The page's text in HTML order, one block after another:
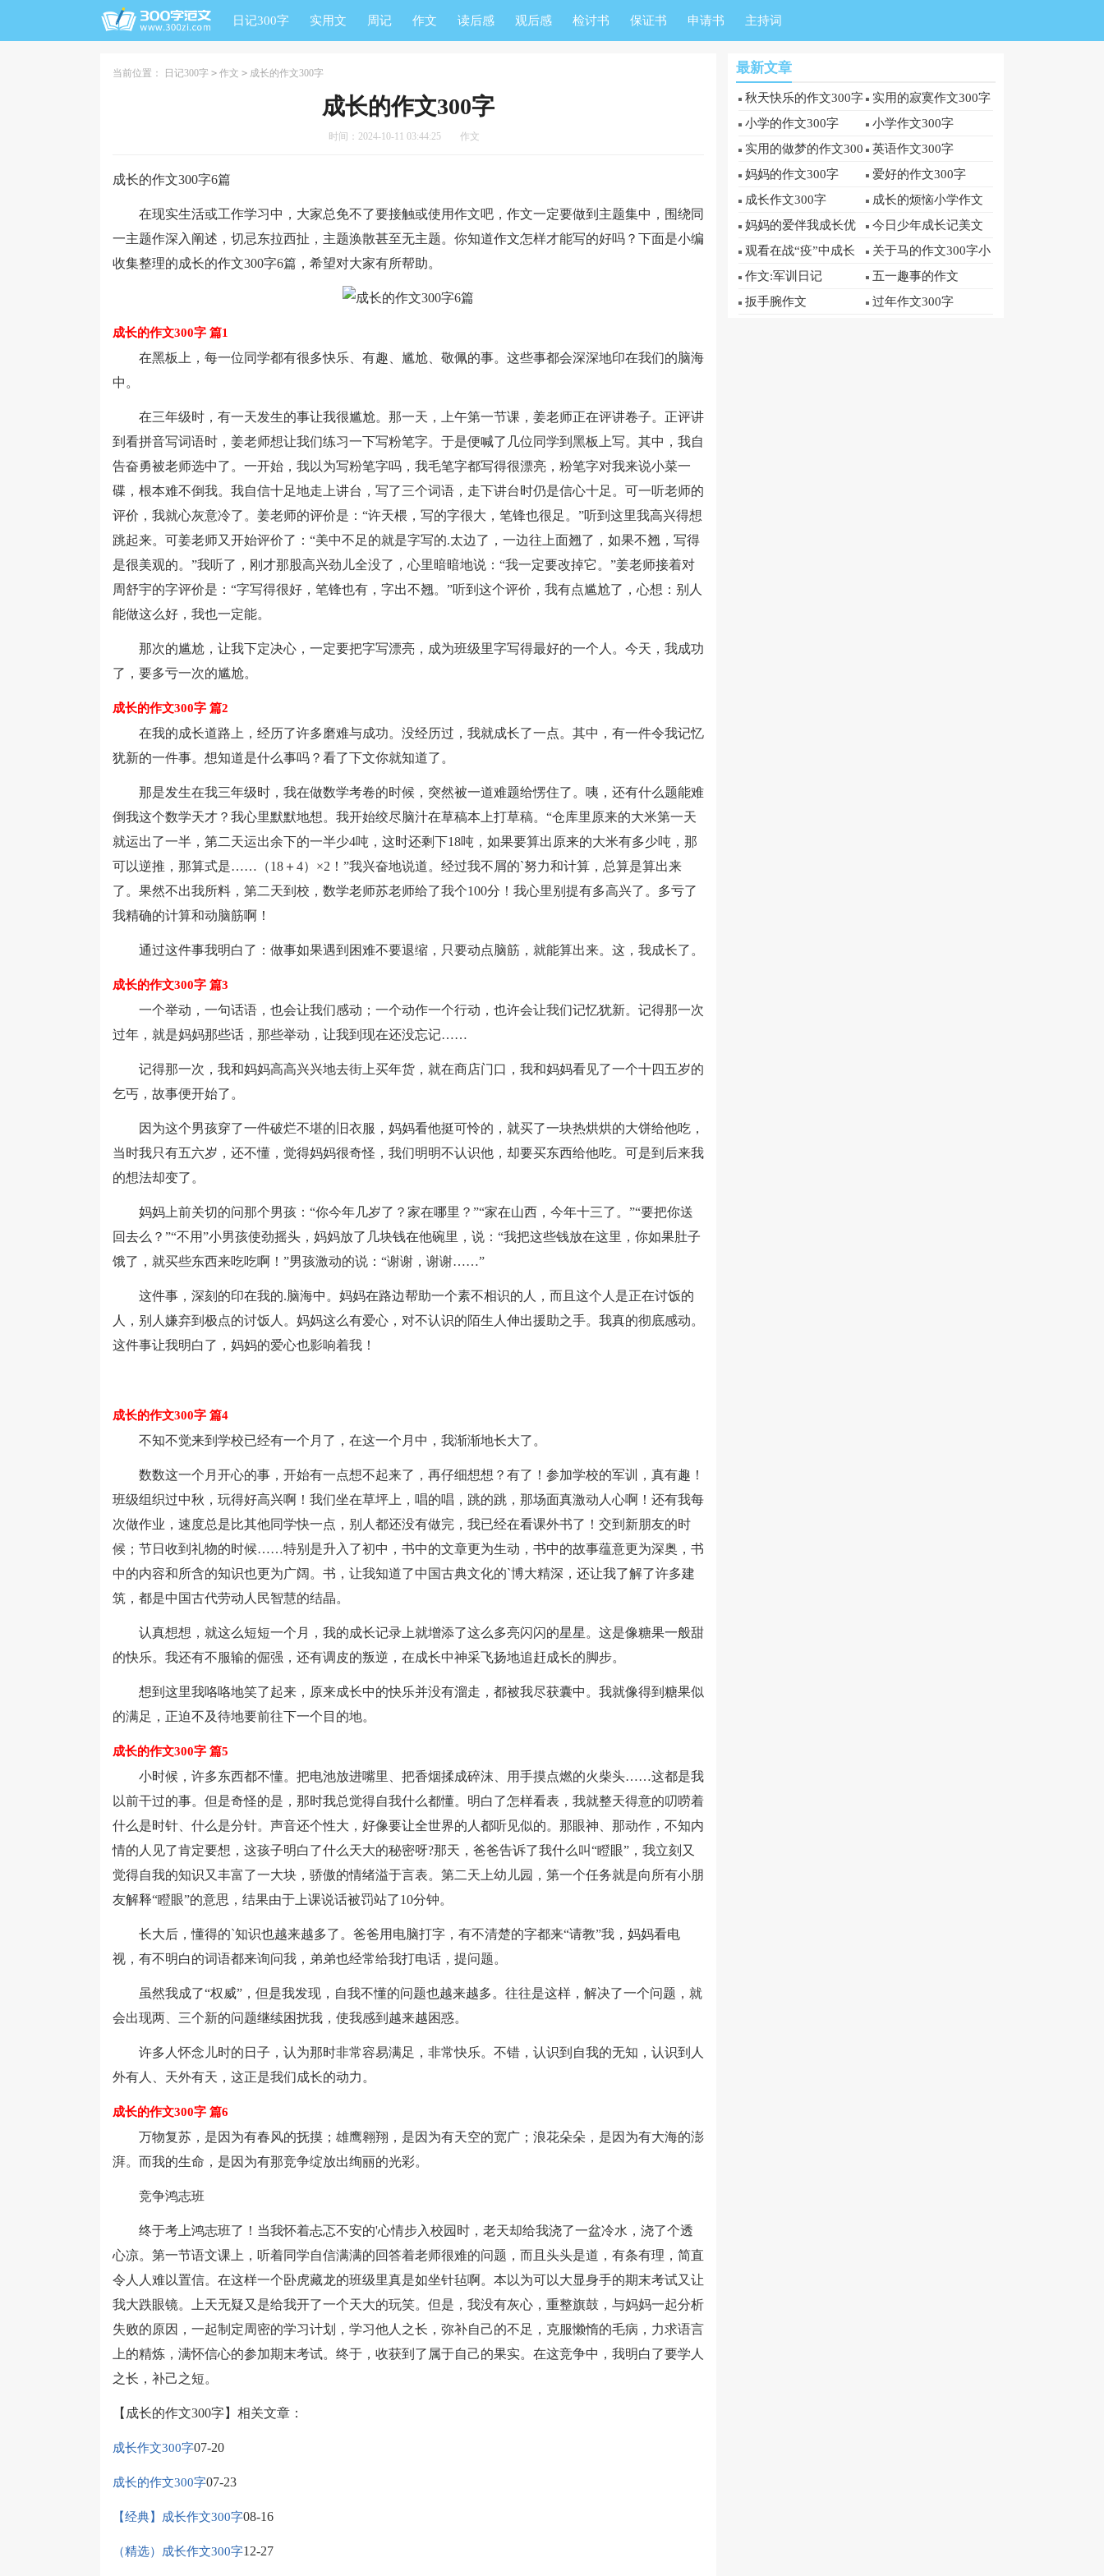
日记300字 实用文 周记 作文 读后感 观后感 检讨书 保证书 申请书 主持词
当前位置： 日记300字 > 作文 > 成长的作文300字
成长的作文300字
时间：2024-10-11 03:44:25 作文
成长的作文300字6篇
在现实生活或工作学习中，大家总免不了要接触或使用作文吧，作文一定要做到主题集中，围绕同
一主题作深入阐述，切忌东拉西扯，主题涣散甚至无主题。你知道作文怎样才能写的好吗？下面是小编
收集整理的成长的作文300字6篇，希望对大家有所帮助。
成长的作文300字 篇1
在黑板上，每一位同学都有很多快乐、有趣、尴尬、敬佩的事。这些事都会深深地印在我们的脑海
中。
在三年级时，有一天发生的事让我很尴尬。那一天，上午第一节课，姜老师正在评讲卷子。正评讲
到看拼音写词语时，姜老师想让我们练习一下写粉笔字。于是便喊了几位同学到黑板上写。其中，我自
告奋勇被老师选中了。一开始，我以为写粉笔字吗，我毛笔字都写得很漂亮，粉笔字对我来说小菜一
碟，根本难不倒我。我自信十足地走上讲台，写了三个词语，走下讲台时仍是信心十足。可一听老师的
评价，我就心灰意冷了。姜老师的评价是：“许天椳，写的字很大，笔锋也很足。”听到这里我高兴得想
跳起来。可姜老师又开始评价了：“美中不足的就是字写的.太边了，一边往上面翘了，如果不翘，写得
是很美观的。”我听了，刚才那股高兴劲儿全没了，心里暗暗地说：“我一定要改掉它。”姜老师接着对
周舒宇的字评价是：“字写得很好，笔锋也有，字出不翘。”听到这个评价，我有点尴尬了，心想：别人
能做这么好，我也一定能。
那次的尴尬，让我下定决心，一定要把字写漂亮，成为班级里字写得最好的一个人。今天，我成功
了，要多亏一次的尴尬。
成长的作文300字 篇2
在我的成长道路上，经历了许多磨难与成功。没经历过，我就成长了一点。其中，有一件令我记忆
犹新的一件事。想知道是什么事吗？看了下文你就知道了。
那是发生在我三年级时，我在做数学考卷的时候，突然被一道难题给愣住了。咦，还有什么题能难
倒我这个数学天才？我心里默默地想。我开始绞尽脑汁在草稿本上打草稿。“仓库里原来的大米第一天
就运出了一半，第二天运出余下的一半少4吨，这时还剩下18吨，如果要算出原来的大米有多少吨，那
可以逆推，那算式是……（18＋4）×2！”我兴奋地说道。经过我不屑的`努力和计算，总算是算出来
了。果然不出我所料，第二天到校，数学老师苏老师给了我个100分！我心里别提有多高兴了。多亏了
我精确的计算和动脑筋啊！
通过这件事我明白了：做事如果遇到困难不要退缩，只要动点脑筋，就能算出来。这，我成长了。
成长的作文300字 篇3
一个举动，一句话语，也会让我们感动；一个动作一个行动，也许会让我们记忆犹新。记得那一次
过年，就是妈妈那些话，那些举动，让我到现在还没忘记……
记得那一次，我和妈妈高高兴兴地去街上买年货，就在商店门口，我和妈妈看见了一个十四五岁的
乞丐，故事便开始了。
因为这个男孩穿了一件破烂不堪的旧衣服，妈妈看他挺可怜的，就买了一块热烘烘的大饼给他吃，
当时我只有五六岁，还不懂，觉得妈妈很奇怪，我们明明不认识他，却要买东西给他吃。可是到后来我
的想法却变了。
妈妈上前关切的问那个男孩：“你今年几岁了？家在哪里？”“家在山西，今年十三了。”“要把你送
回去么？”“不用”小男孩使劲摇头，妈妈放了几块钱在他碗里，说：“我把这些钱放在这里，你如果肚子
饿了，就买些东西来吃吃啊！”男孩激动的说：“谢谢，谢谢……”
这件事，深刻的印在我的.脑海中。妈妈在路边帮助一个素不相识的人，而且这个人是正在讨饭的
人，别人嫌弃到极点的讨饭人。妈妈这么有爱心，对不认识的陌生人伸出援助之手。我真的彻底感动。
这件事让我明白了，妈妈的爱心也影响着我！
成长的作文300字 篇4
不知不觉来到学校已经有一个月了，在这一个月中，我渐渐地长大了。
数数这一个月开心的事，开始有一点想不起来了，再仔细想想？有了！参加学校的军训，真有趣！
班级组织过中秋，玩得好高兴啊！我们坐在草坪上，唱的唱，跳的跳，那场面真激动人心啊！还有我每
次做作业，速度总是比其他同学快一点，别人都还没有做完，我已经在看课外书了！交到新朋友的时
候；节日收到礼物的时候……特别是升入了初中，书中的文章更为生动，书中的故事蕴意更为深奥，书
中的内容和所含的知识也更为广阔。书，让我知道了中国古典文化的`博大精深，还让我了解了许多建
筑，都是中国古代劳动人民智慧的结晶。
认真想想，就这么短短一个月，我的成长记录上就增添了这么多亮闪闪的星星。这是像糖果一般甜
的快乐。我还有不服输的倔强，还有调皮的叛逆，在成长中神采飞扬地追赶成长的脚步。
想到这里我咯咯地笑了起来，原来成长中的快乐并没有溜走，都被我尽获囊中。我就像得到糖果似
的满足，正迫不及待地要前往下一个目的地。
成长的作文300字 篇5
小时候，许多东西都不懂。把电池放进嘴里、把香烟揉成碎沫、用手摸点燃的火柴头……这都是我
以前干过的事。但是奇怪的是，那时我总觉得自我什么都懂。明白了怎样看表，我就整天得意的叨唠着
什么是时针、什么是分针。声音还个性大，好像要让全世界的人都听见似的。那眼神、那动作，不知内
情的人见了肯定要想，这孩子明白了什么天大的秘密呀?那天，爸爸告诉了我什么叫“瞪眼”，我立刻又
觉得自我的知识又丰富了一大块，骄傲的情绪溢于言表。第二天上幼儿园，第一个任务就是向所有小朋
友解释“瞪眼”的意思，结果由于上课说话被罚站了10分钟。
长大后，懂得的`知识也越来越多了。爸爸用电脑打字，有不清楚的字都来“请教”我，妈妈看电
视，有不明白的词语都来询问我，弟弟也经常给我打电话，提问题。
虽然我成了“权威”，但是我发现，自我不懂的问题也越来越多。往往是这样，解决了一个问题，就
会出现两、三个新的问题继续困扰我，使我感到越来越困惑。
许多人怀念儿时的日子，认为那时非常容易满足，非常快乐。不错，认识到自我的无知，认识到人
外有人、天外有天，这正是我们成长的动力。
成长的作文300字 篇6
万物复苏，是因为有春风的抚摸；雄鹰翱翔，是因为有天空的宽广；浪花朵朵，是因为有大海的澎
湃。而我的生命，是因为有那竞争绽放出绚丽的光彩。
竞争鸿志班
终于考上鸿志班了！当我怀着忐忑不安的'心情步入校园时，老天却给我浇了一盆冷水，浇了个透
心凉。第一节语文课上，听着同学自信满满的回答着老师很难的问题，而且头头是道，有条有理，简直
令人人难以置信。在这样一个卧虎藏龙的班级里真是如坐针毡啊。本以为可以大显身手的期末考试又让
我大跌眼镜。上天无疑又是给我开了一个天大的玩笑。但是，我没有灰心，重整旗鼓，与妈妈一起分析
失败的原因，一起制定周密的学习计划，学习他人之长，弥补自己的不足，克服懒惰的毛病，力求语言
上的精炼，满怀信心的参加期末考试。终于，收获到了属于自己的果实。在这竞争中，我明白了要学人
之长，补己之短。
【成长的作文300字】相关文章：
成长作文300字07-20
成长的作文300字07-23
【经典】成长作文300字08-16
（精选）成长作文300字12-27
最新文章
秋天快乐的作文300字
实用的寂寞作文300字
小学的作文300字
小学作文300字
实用的做梦的作文300
字
英语作文300字
妈妈的作文300字
爱好的作文300字
成长作文300字
成长的烦恼小学作文
300字
妈妈的爱伴我成长优
秀作文300字
今日少年成长记美文
观看在战“疫”中成长
短片观后感300字
关于马的作文300字小
学优秀作文
作文:军训日记
五一趣事的作文
扳手腕作文
过年作文300字